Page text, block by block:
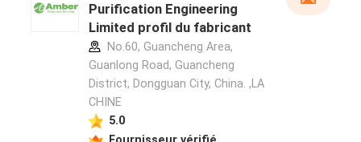
Purification Engineering
Limited profil du fabricant
No.60, Guancheng Area,
Guanlong Road, Guancheng
District, Dongguan City, China. ,LA
CHINE
5.0